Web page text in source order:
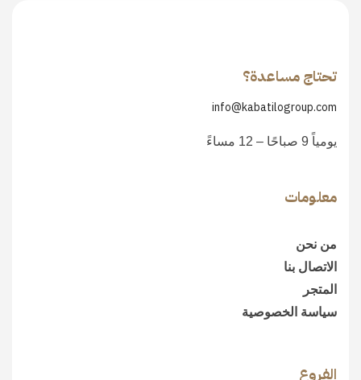
تحتاج مساعدة؟
info@kabatilogroup.com
يومياً 9 صباحًا – 12 مساءً
معلومات
من نحن
الاتصال بنا
المتجر
سياسة الخصوصية
الفروع